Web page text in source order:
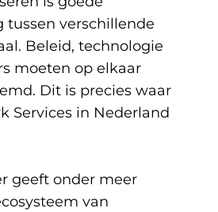
tussen verschillende
Beleid, technologie
moeten op elkaar
Dit is precies waar
Services in Nederland
geeft onder meer
van